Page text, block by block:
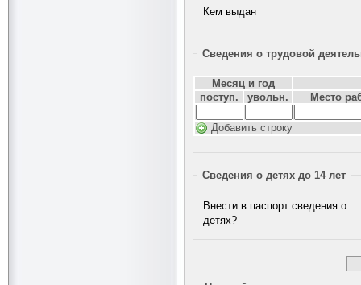
Кем выдан
Сведения о трудовой
Месяц и год
поступ.
увольн. Место
Добавить строку
Сведения о детях до 14 лет
Внести в паспорт сведения о
детях?